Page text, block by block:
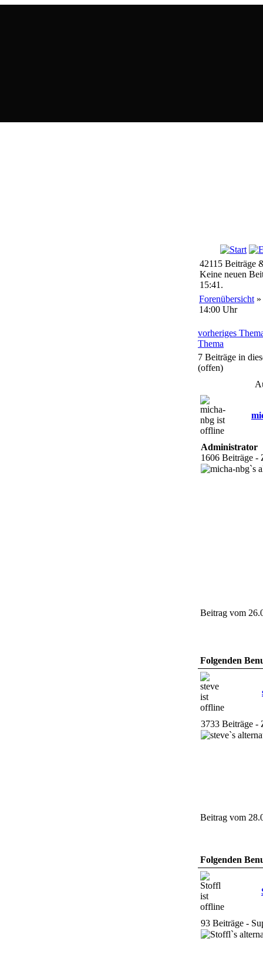
42115 Beiträge
Keine neuen
15:41.
Forenübersicht »
14:00 Uhr
vorheriges
Thema
7 Beiträge in
(offen)
Administrator
1606 Beiträge -
Beitrag vom
Folgenden
3733 Beiträge -
Beitrag vom
Folgenden
93 Beiträge -